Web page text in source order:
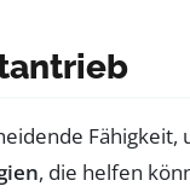
, die helfen